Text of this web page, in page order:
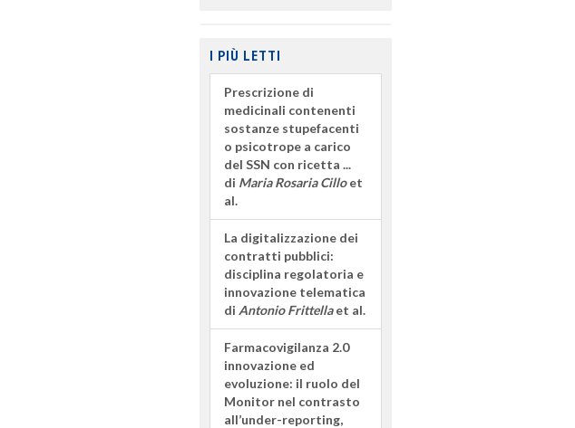
I PIÙ LETTI
Prescrizione di
medicinali contenenti
sostanze stupefacenti
o psicotrope a carico
del SSN con ricetta ...
di Maria Rosaria Cilloet
al.
La digitalizzazione dei
contratti pubblici:
disciplina regolatoria e
innovazione telematica
di Antonio Frittellaet al.
Farmacovigilanza 2.0
innovazione ed
evoluzione: il ruolo del
Monitor nel contrasto
all’under-reporting,